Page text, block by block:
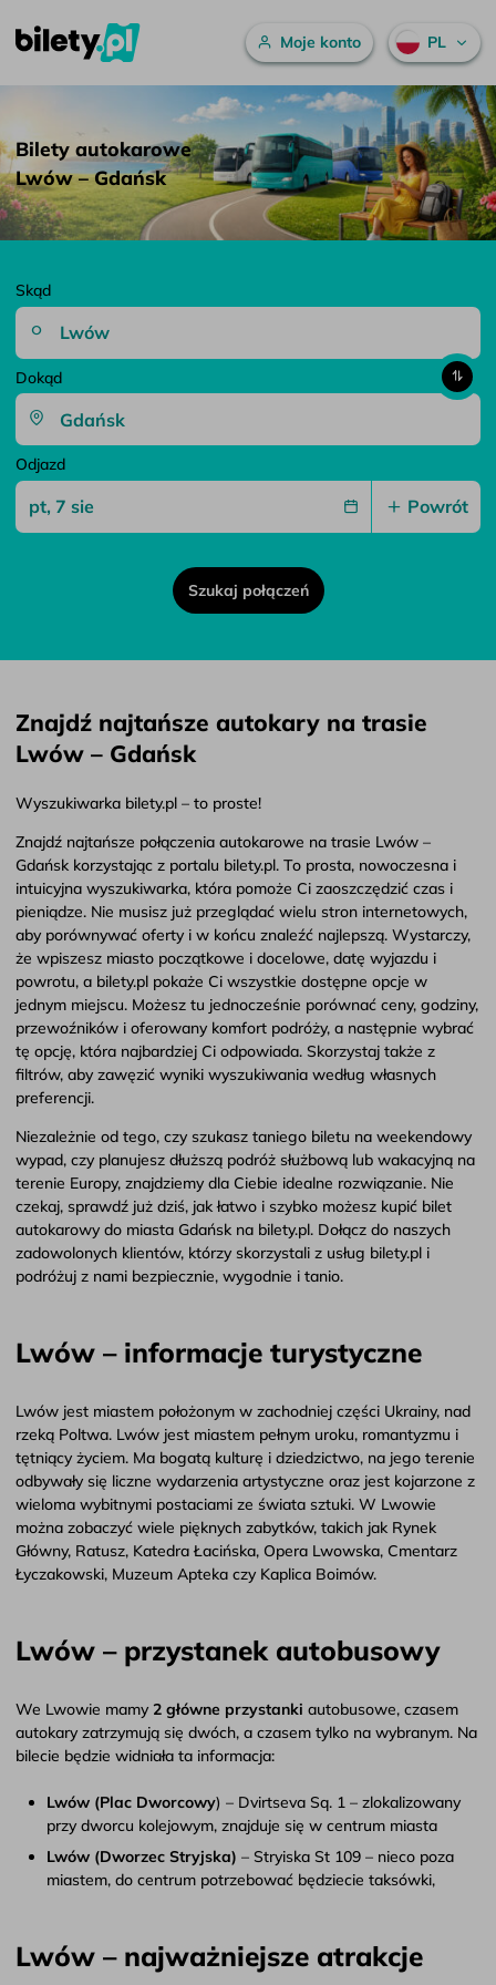
Przejdź do treści
Bilety autokarowe Lwów – Gdańsk – bilety.pl
Menu główne
Moje konto PL
Bilety autokarowe
Lwów – Gdańsk
Skąd
Dokąd
Odjazd
Powrót
Szukaj połączeń
Znajdź najtańsze autokary na trasie
Lwów – Gdańsk
Wyszukiwarka bilety.pl – to proste!
Znajdź najtańsze połączenia autokarowe na trasie Lwów –
Gdańsk korzystając z portalu bilety.pl. To prosta, nowoczesna i
intuicyjna wyszukiwarka, która pomoże Ci zaoszczędzić czas i
pieniądze. Nie musisz już przeglądać wielu stron internetowych,
aby porównywać oferty i w końcu znaleźć najlepszą. Wystarczy,
że wpiszesz miasto początkowe i docelowe, datę wyjazdu i
powrotu, a bilety.pl pokaże Ci wszystkie dostępne opcje w
jednym miejscu. Możesz tu jednocześnie porównać ceny, godziny,
przewoźników i oferowany komfort podróży, a następnie wybrać
tę opcję, która najbardziej Ci odpowiada. Skorzystaj także z
filtrów, aby zawęzić wyniki wyszukiwania według własnych
preferencji.
Niezależnie od tego, czy szukasz taniego biletu na weekendowy
wypad, czy planujesz dłuższą podróż służbową lub wakacyjną na
terenie Europy, znajdziemy dla Ciebie idealne rozwiązanie. Nie
czekaj, sprawdź już dziś, jak łatwo i szybko możesz kupić bilet
autokarowy do miasta Gdańsk na bilety.pl. Dołącz do naszych
zadowolonych klientów, którzy skorzystali z usług bilety.pl i
podróżuj z nami bezpiecznie, wygodnie i tanio.
Lwów – informacje turystyczne
Lwów jest miastem położonym w zachodniej części Ukrainy, nad
rzeką Poltwa. Lwów jest miastem pełnym uroku, romantyzmu i
tętniący życiem. Ma bogatą kulturę i dziedzictwo, na jego terenie
odbywały się liczne wydarzenia artystyczne oraz jest kojarzone z
wieloma wybitnymi postaciami ze świata sztuki. W Lwowie
można zobaczyć wiele pięknych zabytków, takich jak Rynek
Główny, Ratusz, Katedra Łacińska, Opera Lwowska, Cmentarz
Łyczakowski, Muzeum Apteka czy Kaplica Boimów.
Lwów – przystanek autobusowy
We Lwowie mamy 2 główne przystanki autobusowe, czasem
autokary zatrzymują się dwóch, a czasem tylko na wybranym. Na
bilecie będzie widniała ta informacja:
Lwów (Plac Dworcowy) – Dvirtseva Sq. 1 – zlokalizowany
przy dworcu kolejowym, znajduje się w centrum miasta
Lwów (Dworzec Stryjska) – Stryiska St 109 – nieco poza
miastem, do centrum potrzebować będziecie taksówki,
Lwów – najważniejsze atrakcje